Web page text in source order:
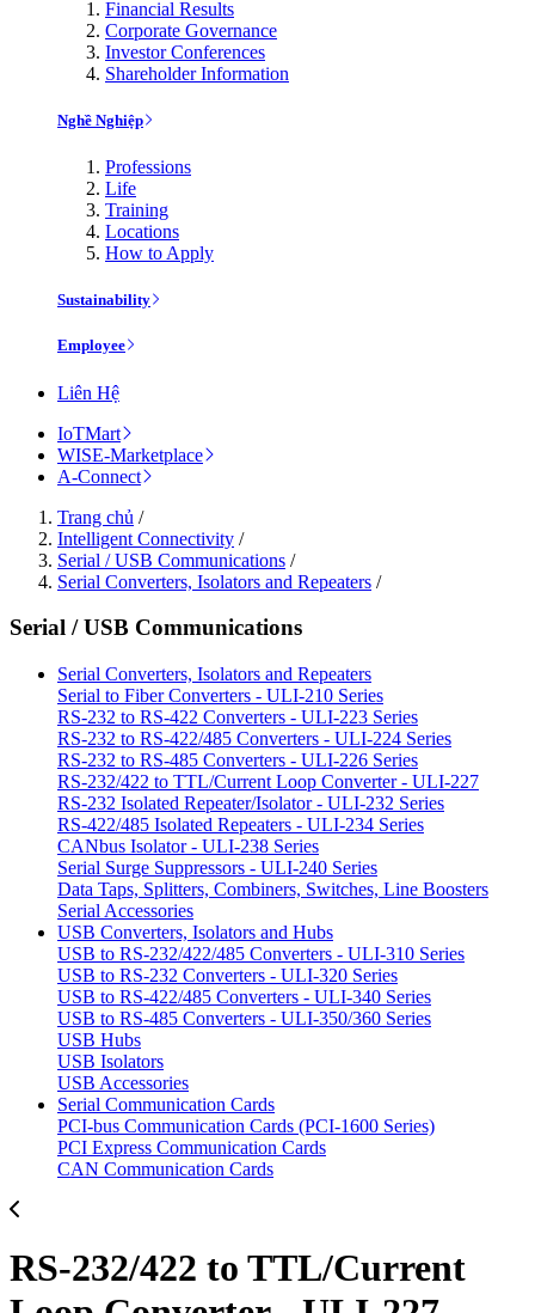
Financial Results
Corporate Governance
Investor Conferences
Shareholder Information
Nghề Nghiệp
Professions
Life
Training
Locations
How to Apply
Sustainability
Employee
Liên Hệ
IoTMart
WISE-Marketplace
A-Connect
Trang chủ /
Intelligent Connectivity /
Serial / USB Communications /
Serial Converters, Isolators and Repeaters /
Serial / USB Communications
Serial Converters, Isolators and Repeaters
Serial to Fiber Converters - ULI-210 Series
RS-232 to RS-422 Converters - ULI-223 Series
RS-232 to RS-422/485 Converters - ULI-224 Series
RS-232 to RS-485 Converters - ULI-226 Series
RS-232/422 to TTL/Current Loop Converter - ULI-227
RS-232 Isolated Repeater/Isolator - ULI-232 Series
RS-422/485 Isolated Repeaters - ULI-234 Series
CANbus Isolator - ULI-238 Series
Serial Surge Suppressors - ULI-240 Series
Data Taps, Splitters, Combiners, Switches, Line Boosters
Serial Accessories
USB Converters, Isolators and Hubs
USB to RS-232/422/485 Converters - ULI-310 Series
USB to RS-232 Converters - ULI-320 Series
USB to RS-422/485 Converters - ULI-340 Series
USB to RS-485 Converters - ULI-350/360 Series
USB Hubs
USB Isolators
USB Accessories
Serial Communication Cards
PCI-bus Communication Cards (PCI-1600 Series)
PCI Express Communication Cards
CAN Communication Cards
RS-232/422 to TTL/Current